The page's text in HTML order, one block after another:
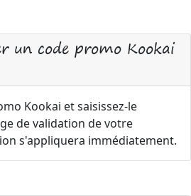
un code promo Kookai
Kookai et saisissez-le
de validation de votre
s'appliquera immédiatement.